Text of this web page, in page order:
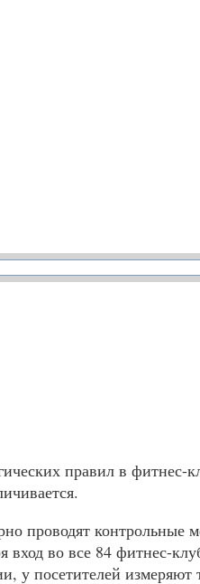
правил в фитнес-
проводят контрольные
во все 84 фитнес-
у посетителей